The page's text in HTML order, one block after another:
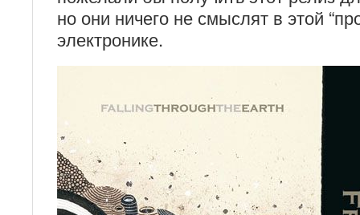
но они ничего не смыслят в этой
электронике.